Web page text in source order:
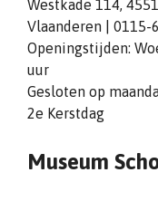
Westkade 114,
Vlaanderen | 0115-
Openingstijden:
uur
Gesloten op
2e Kerstdag
Museum